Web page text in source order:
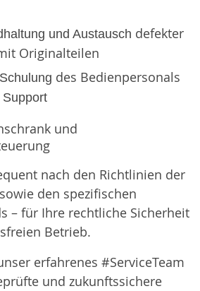
und Austausch defekter
Originalteilen
Schulung des Bedienpersonals
nach den Richtlinien der
den spezifischen
– für Ihre rechtliche Sicherheit
Betrieb.
erfahrenes #ServiceTeam
und zukunftssichere